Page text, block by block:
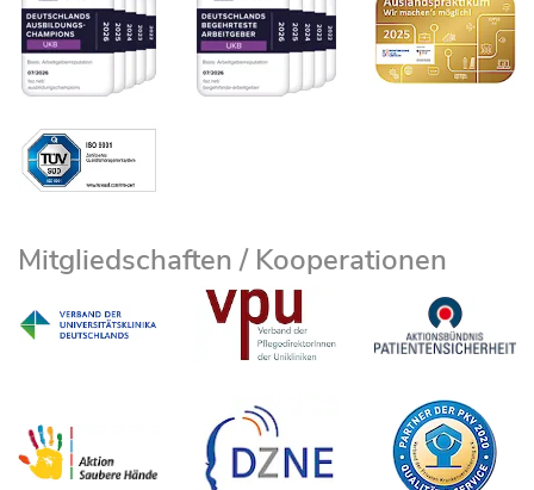
Mitgliedschaften / Kooperationen